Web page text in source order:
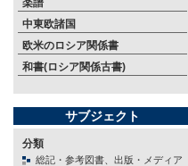
楽譜
中東欧諸国
欧米のロシア関係書
和書(ロシア関係古書)
サブジェクト
分類
総記・参考図書、出版・メディア